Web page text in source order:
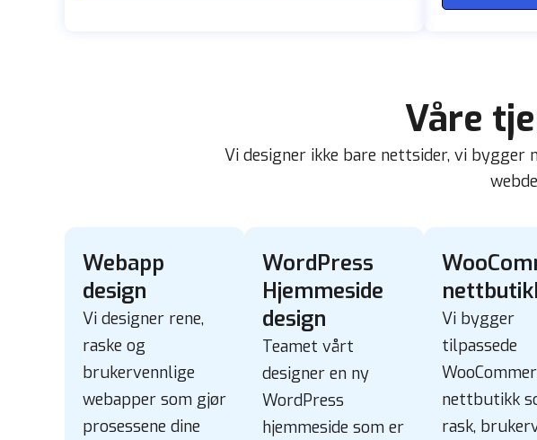
Våre
Vi designer ikke bare nettsider, vi
Webapp
design
Vi designer rene,
raske og
brukervennlige
webapper som gjør
prosessene dine
WordPress
Hjemmeside
design
Teamet vårt
designer en ny
WordPress
hjemmeside som er
Vi bygger
tilpassede
nettbutikk
rask,